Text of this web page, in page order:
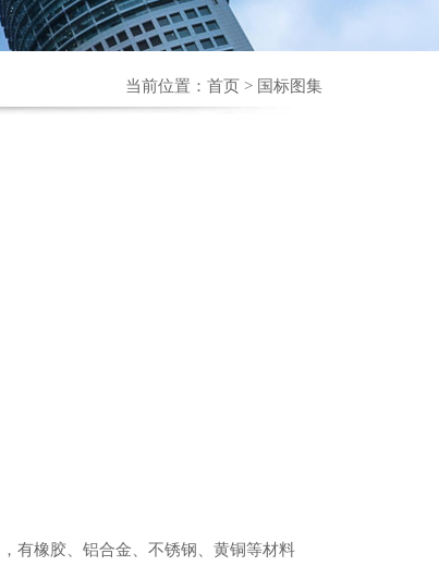
当前位置： 首页 > 国标图集
有橡胶、铝合金、不锈钢、黄铜等材料